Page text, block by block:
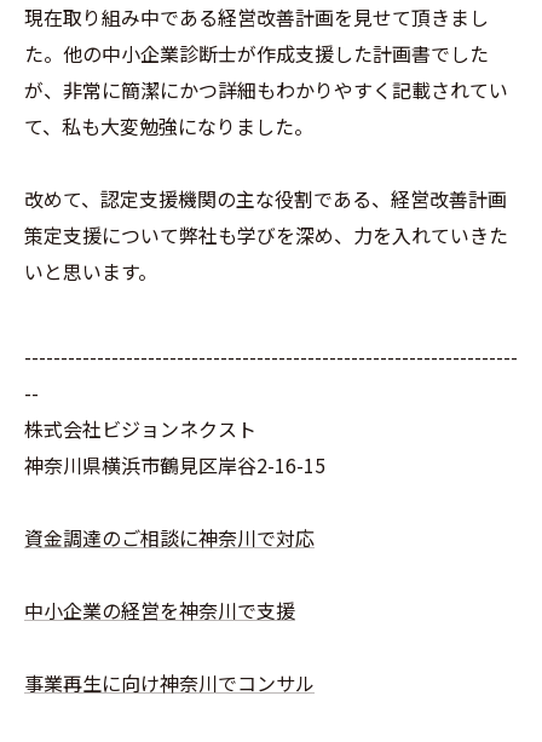
現在取り組み中である経営改善計画を見せて頂きまし
た。他の中小企業診断士が作成支援した計画書でした
が、非常に簡潔にかつ詳細もわかりやすく記載されてい
て、私も大変勉強になりました。
改めて、認定支援機関の主な役割である、経営改善計画
策定支援について弊社も学びを深め、力を入れていきた
いと思います。
--------------------------------------------------------------------
--
株式会社ビジョンネクスト
神奈川県横浜市鶴見区岸谷2-16-15
資金調達のご相談に神奈川で対応
中小企業の経営を神奈川で支援
事業再生に向け神奈川でコンサル